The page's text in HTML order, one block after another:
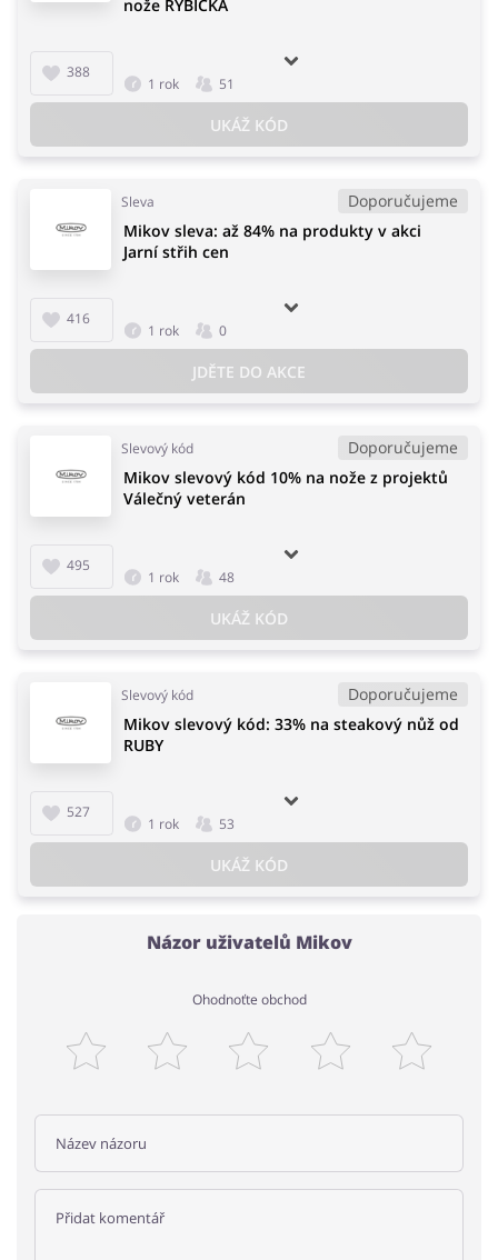
388
nože RYBIČKA
1 rok 51
UKÁŽ KÓD
Sleva Doporučujeme
416
Mikov sleva: až 84% na produkty v akci
Jarní střih cen
1 rok 0
JDĚTE DO AKCE
Slevový kód Doporučujeme
495
Mikov slevový kód 10% na nože z projektů
Válečný veterán
1 rok 48
UKÁŽ KÓD
Slevový kód Doporučujeme
527
Mikov slevový kód: 33% na steakový nůž od
RUBY
1 rok 53
UKÁŽ KÓD
Názor uživatelů Mikov
Ohodnoťte obchod